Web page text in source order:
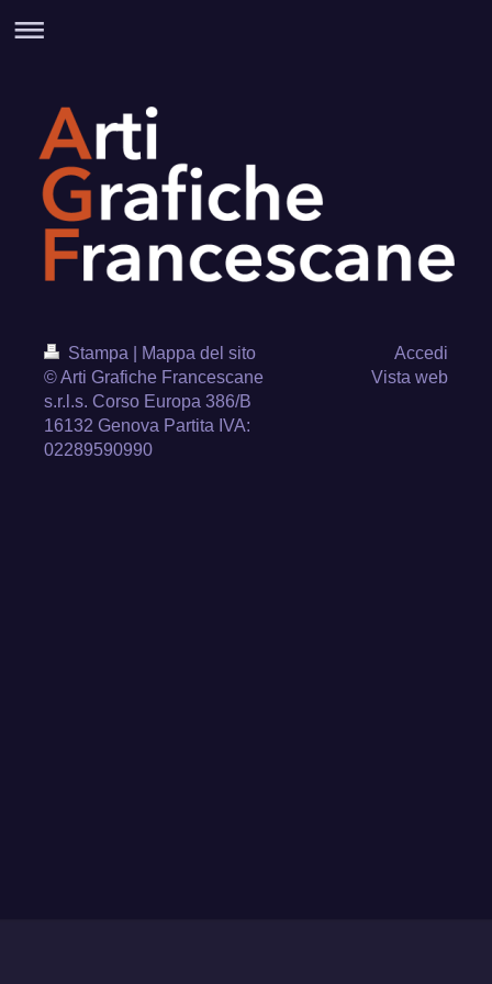
Stampa
Mappa del sito
© Arti Grafiche Francescane
s.r.l.s. Corso Europa 386/B
16132 Genova Partita IVA:
02289590990
Accedi
Vista web